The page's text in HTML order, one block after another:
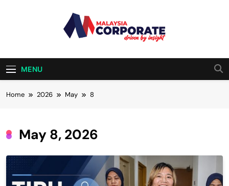
Malaysia
Corporate
MENU
Home 2026 May 8
May 8, 2026